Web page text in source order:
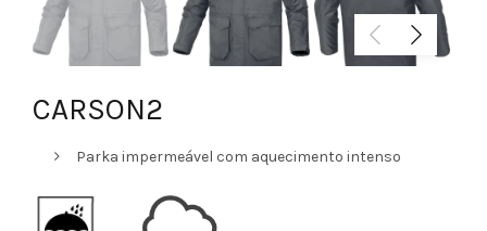
CARSON2
Parka impermeável com aquecimento intenso